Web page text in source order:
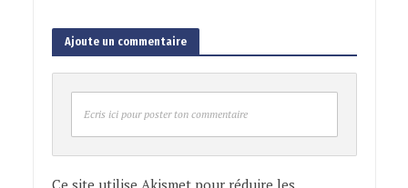
Ajoute un commentaire
Ecris ici pour poster ton commentaire
Ce site utilise Akismet pour réduire les